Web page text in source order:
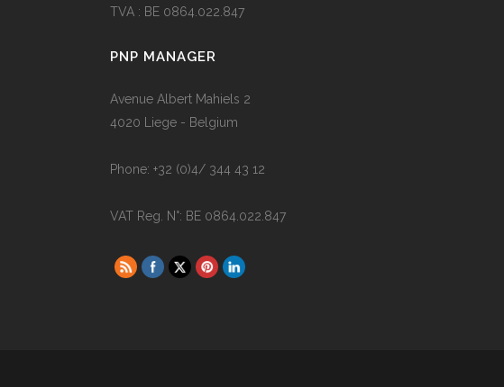
TVA : BE 0864.022.847
PNP MANAGER
Avenue Albert Mahiels 2
4020 Liege - Belgium
Phone: +32 (0)4/ 344 43 12
VAT Reg. N°: BE 0864.022.847